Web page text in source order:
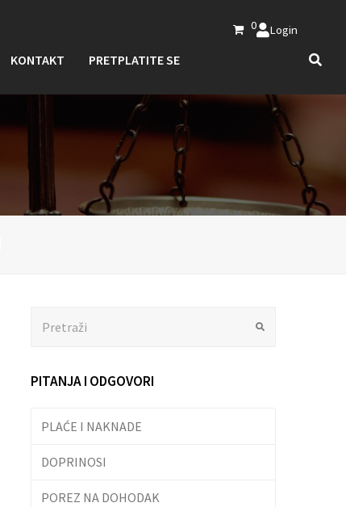
0 Login
KONTAKT PRETPLATITE SE
PITANJA I ODGOVORI
PLAĆE I NAKNADE
DOPRINOSI
POREZ NA DOHODAK